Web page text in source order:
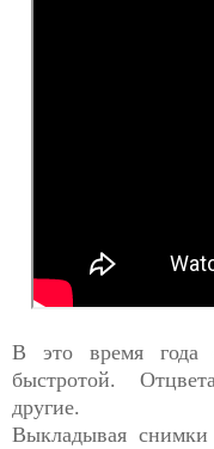
В это время года
быстротой.
другие.
Выкладывая